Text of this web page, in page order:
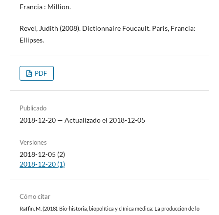
Francia : Million.
Revel, Judith (2008). Dictionnaire Foucault. Paris, Francia:
Ellipses.
PDF
Publicado
2018-12-20 — Actualizado el 2018-12-05
Versiones
2018-12-05 (2)
2018-12-20 (1)
Cómo citar
Raffin, M. (2018). Bio-historia, biopolítica y clínica médica: La producción de lo